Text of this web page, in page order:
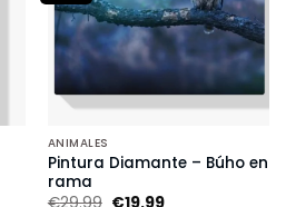
ANIMALES
Pintura Diamante – Búho en
rama
€29.99 €19.99